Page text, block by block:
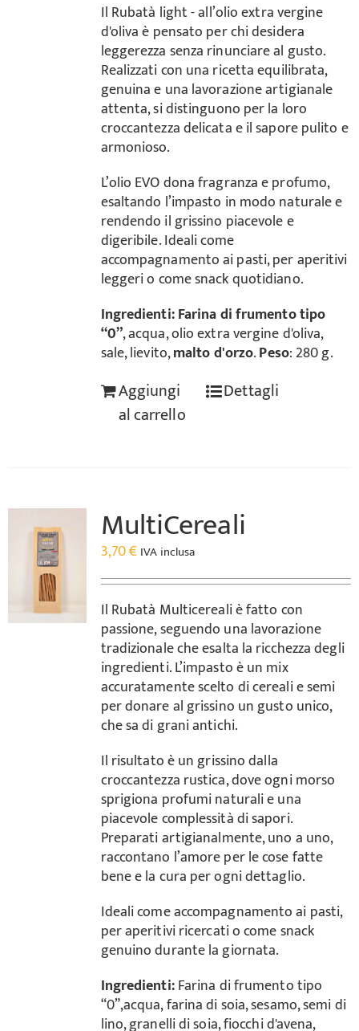
Il Rubatà light - all’olio extra vergine
d'oliva è pensato per chi desidera
leggerezza senza rinunciare al gusto.
Realizzati con una ricetta equilibrata,
genuina e una lavorazione artigianale
attenta, si distinguono per la loro
croccantezza delicata e il sapore pulito e
armonioso.
L’olio EVO dona fragranza e profumo,
esaltando l’impasto in modo naturale e
rendendo il grissino piacevole e
digeribile. Ideali come
accompagnamento ai pasti, per aperitivi
leggeri o come snack quotidiano.
Ingredienti:Farina di frumento tipo
“0”, acqua, olio extra vergine d'oliva,
sale, lievito,malto d'orzo.Peso: 280 g.
Aggiungi
al carrello
Dettagli
MultiCereali
3,70€ IVA inclusa
Il Rubatà Multicereali è fatto con
passione, seguendo una lavorazione
tradizionale che esalta la ricchezza degli
ingredienti. L’impasto è un mix
accuratamente scelto di cereali e semi
per donare al grissino un gusto unico,
che sa di grani antichi.
Il risultato è un grissino dalla
croccantezza rustica, dove ogni morso
sprigiona profumi naturali e una
piacevole complessità di sapori.
Preparati artigianalmente, uno a uno,
raccontano l’amore per le cose fatte
bene e la cura per ogni dettaglio.
Ideali come accompagnamento ai pasti,
per aperitivi ricercati o come snack
genuino durante la giornata.
Ingredienti:Farina di frumento tipo
“0”,acqua, farina di soia, sesamo, semi di
lino, granelli di soia, fiocchi d'avena,